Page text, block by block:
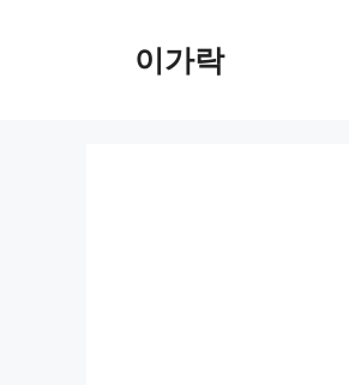
이가락